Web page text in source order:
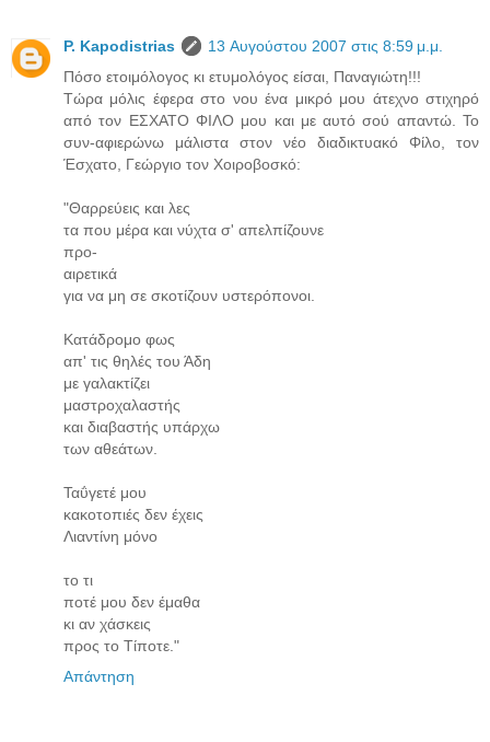
P. Kapodistrias
13 Αυγούστου 2007 στις 8:59 μ.μ.
Πόσο ετοιμόλογος κι ετυμολόγος είσαι, Παναγιώτη!!!
Τώρα μόλις έφερα στο νου ένα μικρό μου άτεχνο στιχηρό
από τον ΕΣΧΑΤΟ ΦΙΛΟ μου και με αυτό σού απαντώ. Το
συν-αφιερώνω μάλιστα στον νέο διαδικτυακό Φίλο, τον
Έσχατο, Γεώργιο τον Χοιροβοσκό:
"Θαρρεύεις και λες
τα που μέρα και νύχτα σ' απελπίζουνε
προ-
αιρετικά
για να μη σε σκοτίζουν υστερόπονοι.
Κατάδρομο φως
απ' τις θηλές του Άδη
με γαλακτίζει
μαστροχαλαστής
και διαβαστής υπάρχω
των αθεάτων.
Ταΰγετέ μου
κακοτοπιές δεν έχεις
Λιαντίνη μόνο
το τι
ποτέ μου δεν έμαθα
κι αν χάσκεις
προς το Τίποτε."
Απάντηση